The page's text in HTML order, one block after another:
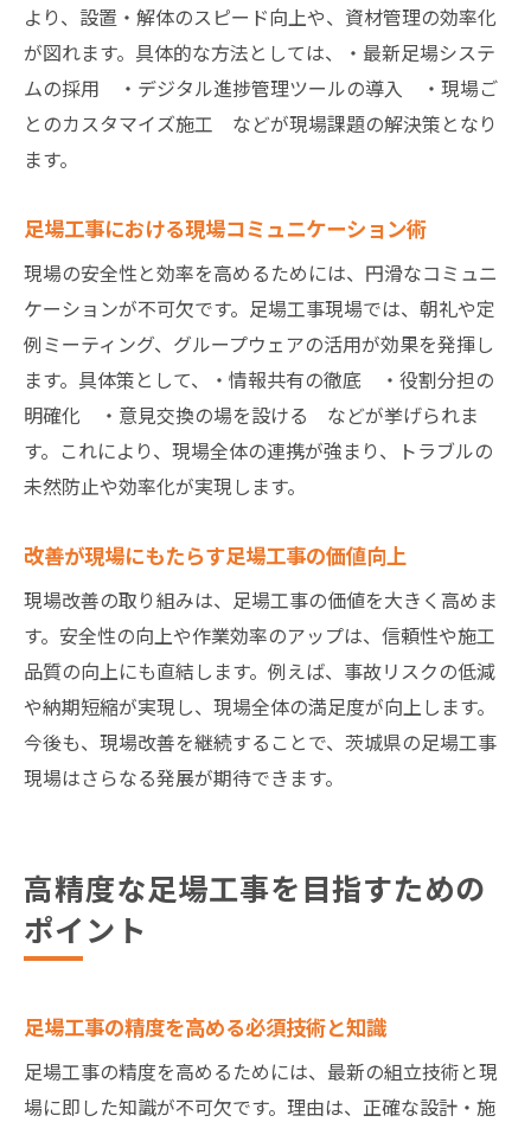
より、設置・解体のスピード向上や、資材管理の効率化
が図れます。具体的な方法としては、・最新足場システ
ムの採用 ・デジタル進捗管理ツールの導入 ・現場ご
とのカスタマイズ施工 などが現場課題の解決策となり
ます。
足場工事における現場コミュニケーション術
現場の安全性と効率を高めるためには、円滑なコミュニ
ケーションが不可欠です。足場工事現場では、朝礼や定
例ミーティング、グループウェアの活用が効果を発揮し
ます。具体策として、・情報共有の徹底 ・役割分担の
明確化 ・意見交換の場を設ける などが挙げられま
す。これにより、現場全体の連携が強まり、トラブルの
未然防止や効率化が実現します。
改善が現場にもたらす足場工事の価値向上
現場改善の取り組みは、足場工事の価値を大きく高めま
す。安全性の向上や作業効率のアップは、信頼性や施工
品質の向上にも直結します。例えば、事故リスクの低減
や納期短縮が実現し、現場全体の満足度が向上します。
今後も、現場改善を継続することで、茨城県の足場工事
現場はさらなる発展が期待できます。
高精度な足場工事を目指すための
ポイント
足場工事の精度を高める必須技術と知識
足場工事の精度を高めるためには、最新の組立技術と現
場に即した知識が不可欠です。理由は、正確な設計・施